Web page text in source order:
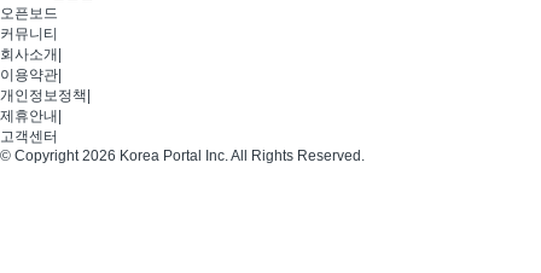
오픈보드
커뮤니티
회사소개
이용약관
개인정보정책
제휴안내
고객센터
© Copyright 2026 Korea Portal Inc. All Rights Reserved.